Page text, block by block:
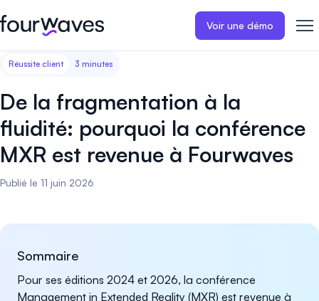
Voir une démo
Site web événementiel
d'événement moderne et
adapté aux mobiles.
Gestion des résumés
soumissions de résumés.
Programme
facilement le programme de
Sessions
engageantes.
Blogue
Notre histoire
Carrières 🤝
Récits de clients
Témoignages ❤️
Réussite client 3 minutes
De la fragmentation à la
fluidité: pourquoi la conférence
MXR est revenue à Fourwaves
Publié le 11 juin 2026
Sommaire
Pour ses éditions 2024 et 2026, la conférence
Management in Extended Reality (MXR) est revenue à